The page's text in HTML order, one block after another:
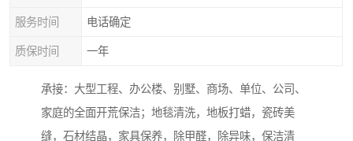
服务时间 电话确定
质保时间 一年
承接：大型工程、办公楼、别墅、商场、单位、公司、
家庭的全面开荒保洁；地毯清洗，地板打蜡，瓷砖美
缝，石材结晶，家具保养，除甲醛，除异味，保洁清